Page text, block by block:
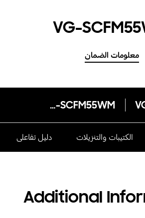
VG-
معلومات الضمان
VG-SCFM55WM
الكتيبات والتنزيلات دليل تفاعلى
Additional